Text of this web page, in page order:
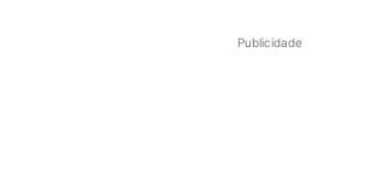
do gênero
Publicidade